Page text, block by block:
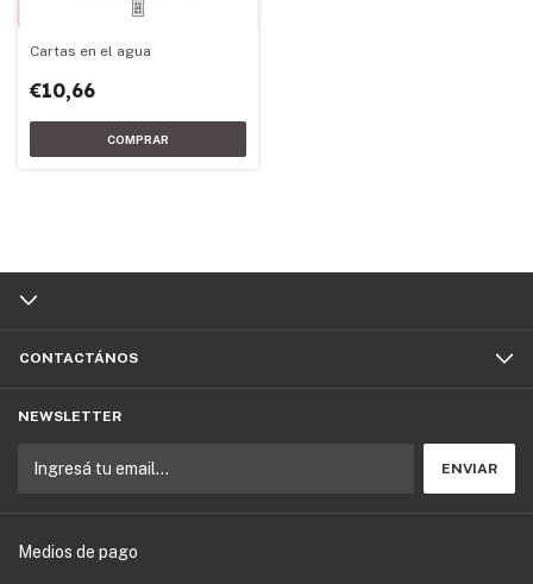
Cartas en el agua
€10,66
CONTACTÁNOS
NEWSLETTER
Medios de pago